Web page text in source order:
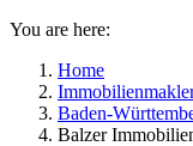
You are here:
Home
Baden-
Balzer